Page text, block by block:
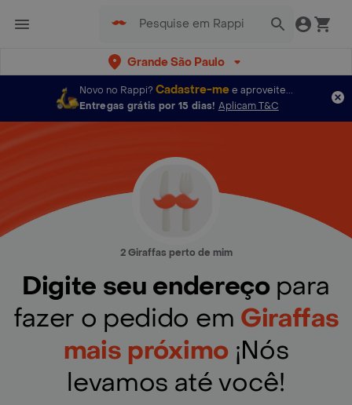
Grande São Paulo
Novo no Rappi? Cadastre-mee aproveite...
Entregas grátis por 15 dias! Aplicam T&C
2 Giraffas perto de mim
Digite seu endereço para
fazer o pedido em Giraffas
mais próximo ¡Nós
levamos até você!